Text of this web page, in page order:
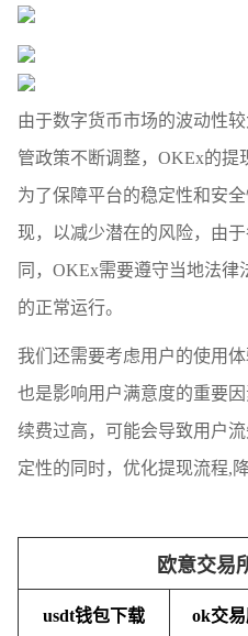
由于数字货币市场的波动性
管政策不断调整，OKEx的提
为了保障平台的稳定性和安
现，以减少潜在的风险，由
同，OKEx需要遵守当地法
的正常运行。
我们还需要考虑用户的使用
也是影响用户满意度的重要
续费过高，可能会导致用户
定性的同时，优化提现流程,
欧意交易
usdt钱包下载 ok交